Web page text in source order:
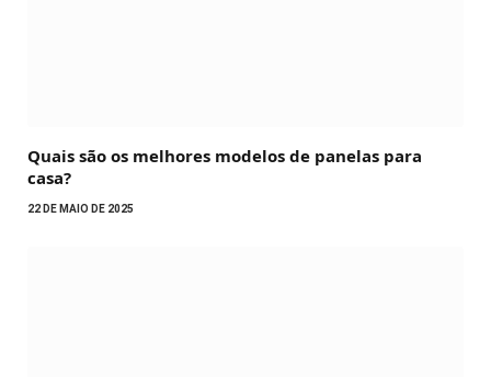
Quais são os melhores modelos de panelas para
casa?
22 DE MAIO DE 2025